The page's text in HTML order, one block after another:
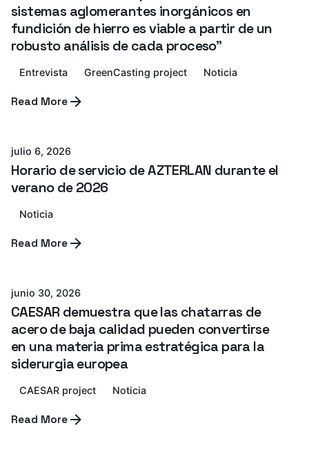
sistemas aglomerantes inorgánicos en
fundición de hierro es viable a partir de un
robusto análisis de cada proceso”
Entrevista GreenCasting project Noticia
Read MoreAzterlan Team
julio 6, 2026
Horario de servicio de AZTERLAN durante el
verano de 2026
Noticia
Read MoreAzterlan Team
junio 30, 2026
CAESAR demuestra que las chatarras de
acero de baja calidad pueden convertirse
en una materia prima estratégica para la
siderurgia europea
CAESAR project Noticia
Read More